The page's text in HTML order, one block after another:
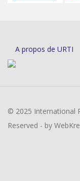
A propos de URTI
© 2025 International
Reserved - by